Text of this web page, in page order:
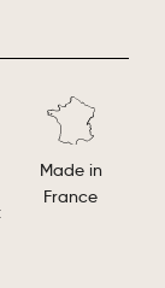
Made in
France